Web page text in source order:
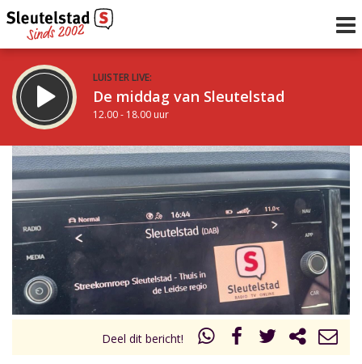
LUISTER LIVE:
De middag van Sleutelstad
12.00 - 18.00 uur
STRAKS:
De vrijdagavond met Keanu
18.00 - 19.00 uur
Vorig uur
uur 1 van 0 Volgend uur
Deel dit bericht!